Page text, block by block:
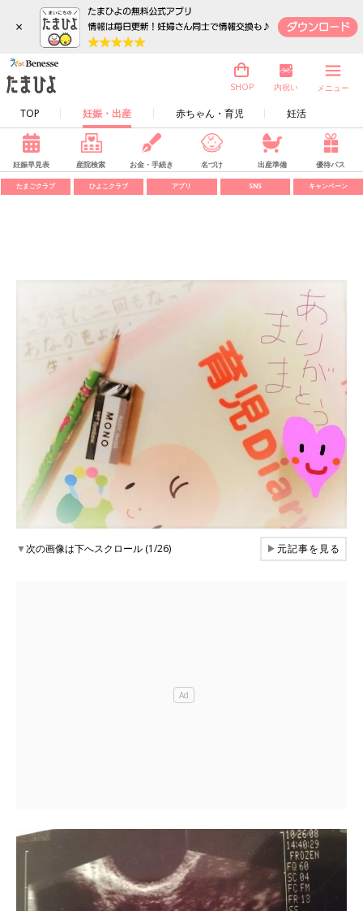
×
TOP 妊娠・出産 赤ちゃん・育児 妊活
SHOP 内祝い メニュー
妊娠早見表 産院検索 お金・手続き 名づけ 出産準備 優待パス
たまごクラブ ひよこクラブ アプリ SNS キャンペーン
▼次の画像は下へスクロール (1/26) ▶元記事を見る